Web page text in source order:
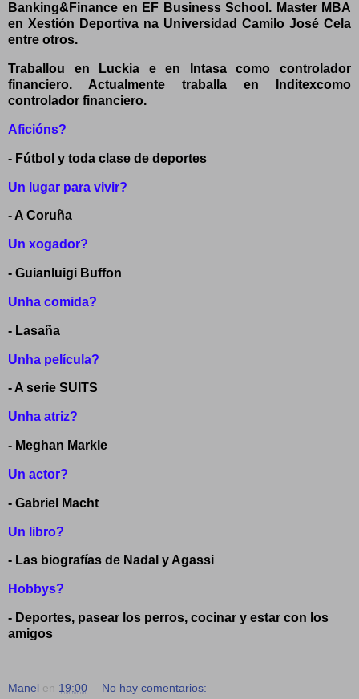
Banking&Finance en EF Business School. Master MBA
en Xestión Deportiva na Universidad Camilo José Cela
entre otros.
Traballou en Luckia e en Intasa como controlador
financiero. Actualmente traballa en Inditexcomo
controlador financiero.
Aficións?
- Fútbol y toda clase de deportes
Un lugar para vivir?
- A Coruña
Un xogador?
- Guianluigi Buffon
Unha comida?
- Lasaña
Unha película?
- A serie SUITS
Unha atriz?
- Meghan Markle
Un actor?
- Gabriel Macht
Un libro?
- Las biografías de Nadal y Agassi
Hobbys?
- Deportes, pasear los perros, cocinar y estar con los
amigos
Manel en 19:00 No hay comentarios: